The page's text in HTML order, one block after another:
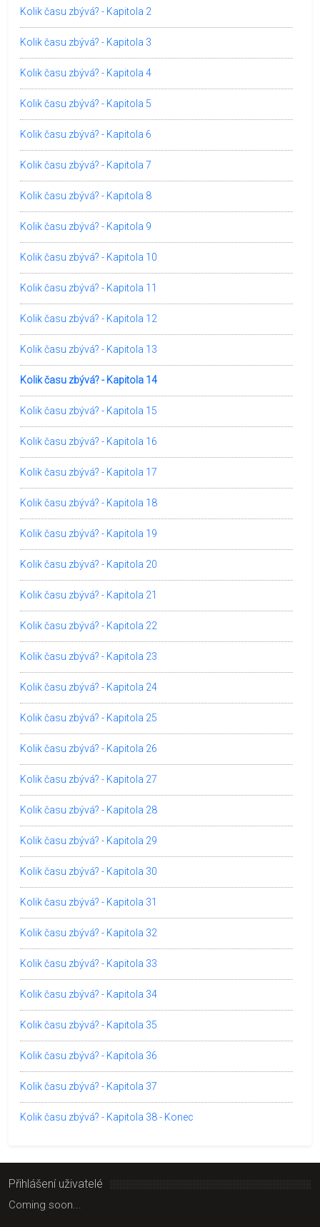
Kolik času zbývá? - Kapitola 2
Kolik času zbývá? - Kapitola 3
Kolik času zbývá? - Kapitola 4
Kolik času zbývá? - Kapitola 5
Kolik času zbývá? - Kapitola 6
Kolik času zbývá? - Kapitola 7
Kolik času zbývá? - Kapitola 8
Kolik času zbývá? - Kapitola 9
Kolik času zbývá? - Kapitola 10
Kolik času zbývá? - Kapitola 11
Kolik času zbývá? - Kapitola 12
Kolik času zbývá? - Kapitola 13
Kolik času zbývá? - Kapitola 14
Kolik času zbývá? - Kapitola 15
Kolik času zbývá? - Kapitola 16
Kolik času zbývá? - Kapitola 17
Kolik času zbývá? - Kapitola 18
Kolik času zbývá? - Kapitola 19
Kolik času zbývá? - Kapitola 20
Kolik času zbývá? - Kapitola 21
Kolik času zbývá? - Kapitola 22
Kolik času zbývá? - Kapitola 23
Kolik času zbývá? - Kapitola 24
Kolik času zbývá? - Kapitola 25
Kolik času zbývá? - Kapitola 26
Kolik času zbývá? - Kapitola 27
Kolik času zbývá? - Kapitola 28
Kolik času zbývá? - Kapitola 29
Kolik času zbývá? - Kapitola 30
Kolik času zbývá? - Kapitola 31
Kolik času zbývá? - Kapitola 32
Kolik času zbývá? - Kapitola 33
Kolik času zbývá? - Kapitola 34
Kolik času zbývá? - Kapitola 35
Kolik času zbývá? - Kapitola 36
Kolik času zbývá? - Kapitola 37
Kolik času zbývá? - Kapitola 38 - Konec
Přihlášení uživatelé
Coming soon...